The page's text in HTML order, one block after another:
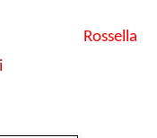
Rossella